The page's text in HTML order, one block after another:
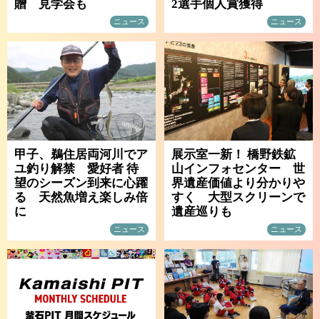
贈 見学会も
ニュース
2選手個人賞獲得
ニュース
甲子、鵜住居両河川でア
ユ釣り解禁 愛好者 待
望のシーズン到来に心躍
る 天然魚増え楽しみ倍
に
ニュース
展示室一新！ 橋野鉄鉱
山インフォセンター 世
界遺産価値より分かりや
すく 大型スクリーンで
遺産巡りも
ニュース